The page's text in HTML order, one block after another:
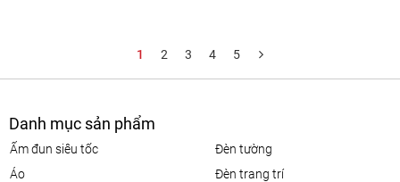
1 2 3 4 5
Danh mục sản phẩm
ấm đun siêu tốc
áo
đèn tường
đèn trang trí